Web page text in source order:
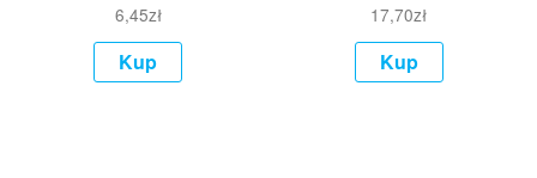
6,45zł
Kup
17,70zł
Kup